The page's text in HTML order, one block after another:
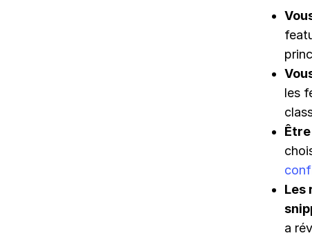
les
Les
a